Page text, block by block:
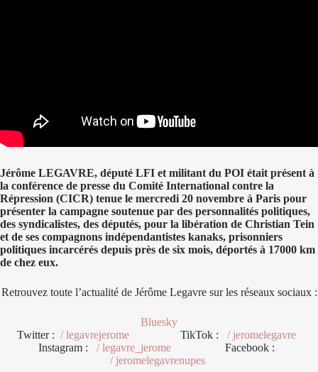
Jérôme LEGAVRE, député LFI et militant du POI était présent à
la conférence de presse du Comité International contre la
Répression (CICR) tenue le mercredi 20 novembre à Paris pour
présenter la campagne soutenue par des personnalités politiques,
des syndicalistes, des députés, pour la libération de Christian Tein
et de ses compagnons indépendantistes kanaks, prisonniers
politiques incarcérés depuis près de six mois, déportés à 17000 km
de chez eux.
Retrouvez toute l’actualité de Jérôme Legavre sur les réseaux sociaux :
Bluesky
Twitter : / legavrejerome TikTok :
/ jeromelegavre
Instagram :
/ legavre_jerome
Facebook :
/ jeromelegavrenupes